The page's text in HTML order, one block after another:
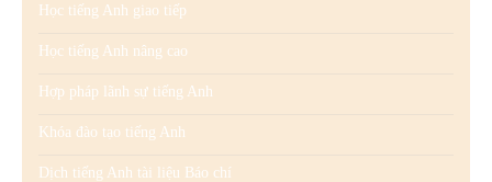
Học tiếng Anh giao tiếp
Học tiếng Anh nâng cao
Hợp pháp lãnh sự tiếng Anh
Khóa đào tạo tiếng Anh
Dịch tiếng Anh tài liệu Báo chí